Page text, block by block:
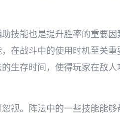
技能也是提升胜率的重要
在战斗中的使用时机至关重
生存时间，使得玩家在敌
视。阵法中的一些技能能